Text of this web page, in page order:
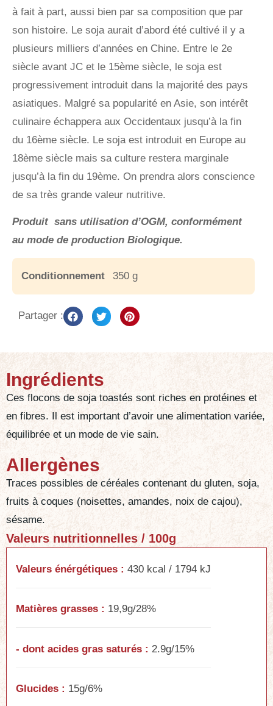
à fait à part, aussi bien par sa composition que par
son histoire. Le soja aurait d’abord été cultivé il y a
plusieurs milliers d’années en Chine. Entre le 2e
siècle avant JC et le 15ème siècle, le soja est
progressivement introduit dans la majorité des pays
asiatiques. Malgré sa popularité en Asie, son intérêt
culinaire échappera aux Occidentaux jusqu’à la fin
du 16ème siècle. Le soja est introduit en Europe au
18ème siècle mais sa culture restera marginale
jusqu’à la fin du 19ème. On prendra alors conscience
de sa très grande valeur nutritive.
Produit sans utilisation d’OGM, conformément
au mode de production Biologique.
Conditionnement 350 g
Partager :
Ingrédients
Ces flocons de soja toastés sont riches en protéines et
en fibres. Il est important d’avoir une alimentation variée,
équilibrée et un mode de vie sain.
Allergènes
Traces possibles de céréales contenant du gluten, soja,
fruits à coques (noisettes, amandes, noix de cajou),
sésame.
Valeurs nutritionnelles / 100g
Valeurs énérgétiques : 430 kcal / 1794 kJ
Matières grasses : 19,9g/28%
- dont acides gras saturés : 2.9g/15%
Glucides : 15g/6%